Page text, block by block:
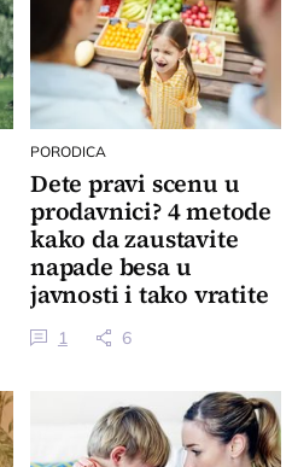
PORODICA
Dete pravi scenu u
prodavnici? 4 metode
kako da zaustavite
napade besa u
javnosti i tako vratite
sebi mir
1 6